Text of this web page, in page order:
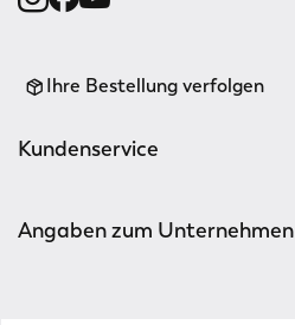
Ihre Bestellung verfolgen
Kundenservice
Angaben zum Unternehmen